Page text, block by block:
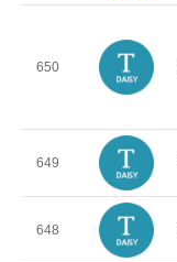
650
649
648